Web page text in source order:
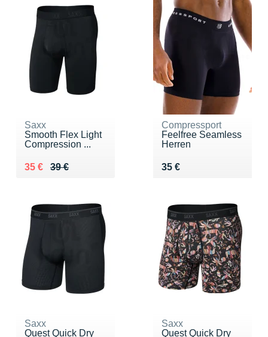
Saxx
Smooth Flex Light
Compression ...
39 €
Au lieu de 39 €
35 €
Vendu 35 €
Compressport
Feelfree Seamless
Herren
35 €
Vendu 35 €
Saxx
Quest Quick Dry
Saxx
Quest Quick Dry